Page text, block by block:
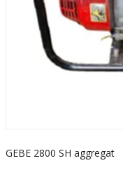
GEBE 2800 SH aggregat